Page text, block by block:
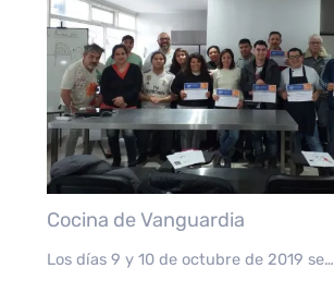
Cocina de Vanguardia
Los días 9 y 10 de octubre de 2019 se…